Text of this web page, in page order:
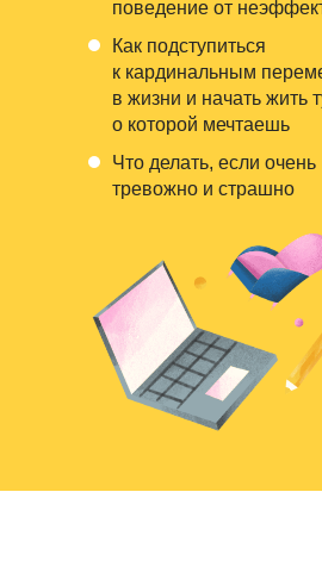
поведение от
Как подступиться
к кардинальным
в жизни и начать жить
о которой мечтаешь
Что делать, если очень
тревожно и страшно